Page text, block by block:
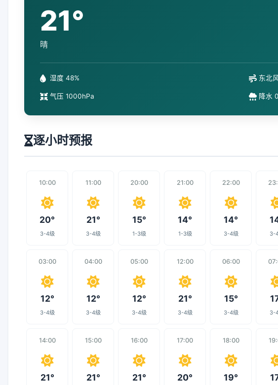
21°
晴
湿度 48% 东北
气压 1000hPa 降水
逐小时预报
10:00
20°
3-4级
11:00
21°
3-4级
20:00
15°
1-3级
21:00
14°
1-3级
22:00
14°
3-4级 3-
03:00
12°
3-4级
04:00
12°
3-4级
05:00
12°
3-4级
12:00
21°
3-4级
06:00
15°
3-4级 3-
14:00
21°
15:00
21°
16:00
21°
17:00
20°
18:00
19°